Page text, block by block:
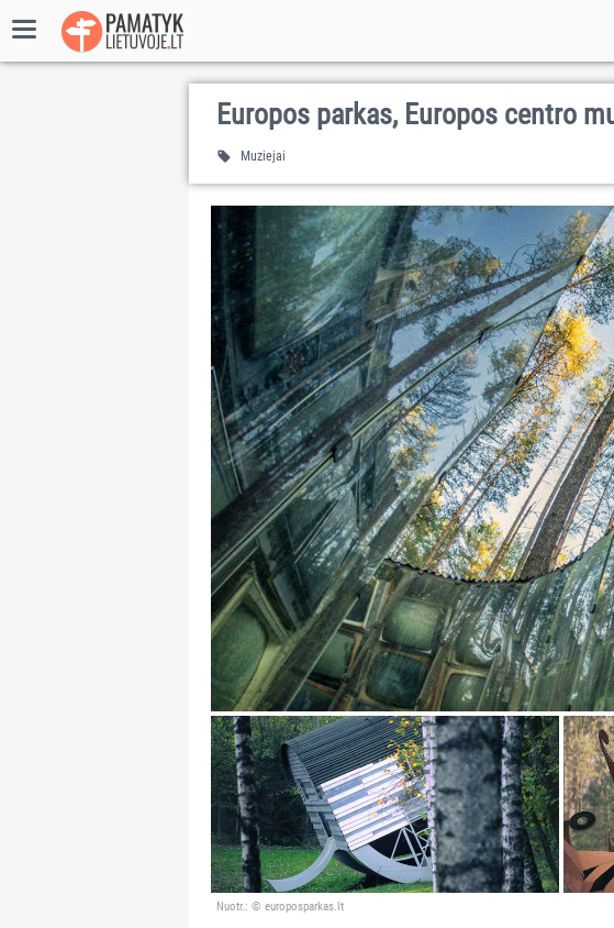
Europos parkas, Europos centro
Muziejai
Nuotr.: © europosparkas.lt